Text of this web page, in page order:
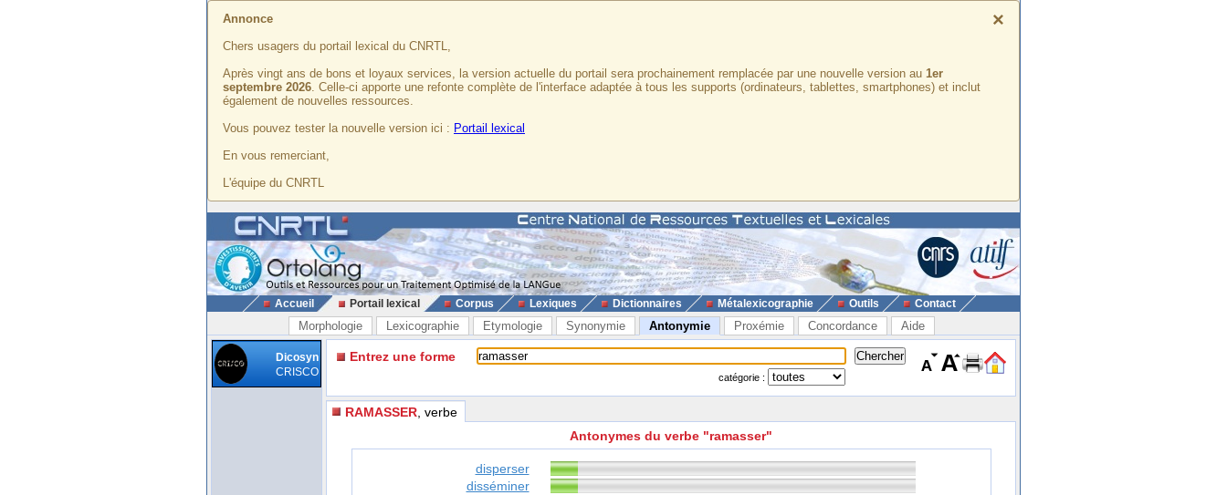
×
Annonce
Chers usagers du portail lexical du CNRTL,
Après vingt ans de bons et loyaux services, la version actuelle du portail sera prochainement remplacée par une nouvelle version au 1er
septembre 2026. Celle-ci apporte une refonte complète de l'interface adaptée à tous les supports (ordinateurs, tablettes, smartphones) et inclut
également de nouvelles ressources.
Vous pouvez tester la nouvelle version ici : Portail lexical
En vous remerciant,
L'équipe du CNRTL
Accueil Portail lexical Corpus Lexiques Dictionnaires Métalexicographie Outils Contact
Morphologie Lexicographie Etymologie Synonymie Antonymie Proxémie Concordance Aide
Dicosyn
CRISCO
Entrez une forme
catégorie :
RAMASSER , verbe
Antonymes du verbe "ramasser"
disperser
disséminer